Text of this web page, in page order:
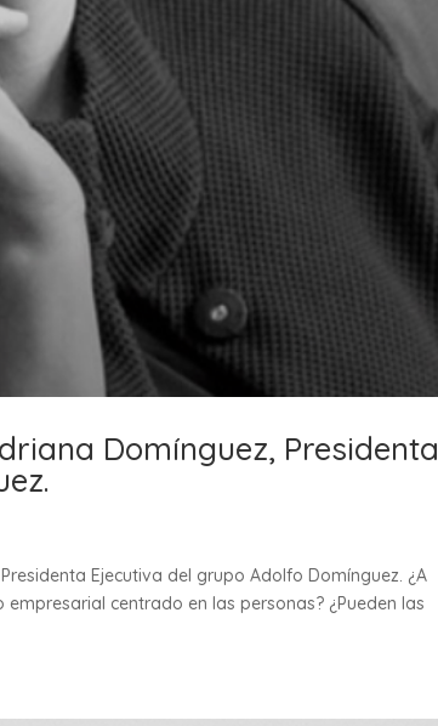
Domínguez, Presidenta
Ejecutiva del grupo Adolfo Domínguez. ¿A
centrado en las personas? ¿Pueden las